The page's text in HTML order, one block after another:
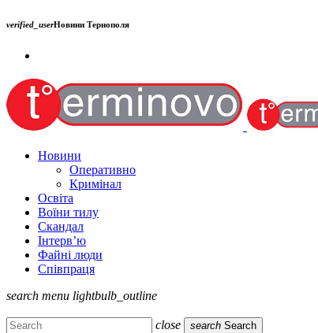
verified_userНовини Тернополя
Новини
Оперативно
Кримінал
Освіта
Воїни тилу
Скандал
Інтерв’ю
Файні люди
Співпраця
search menu lightbulb_outline
close search Search